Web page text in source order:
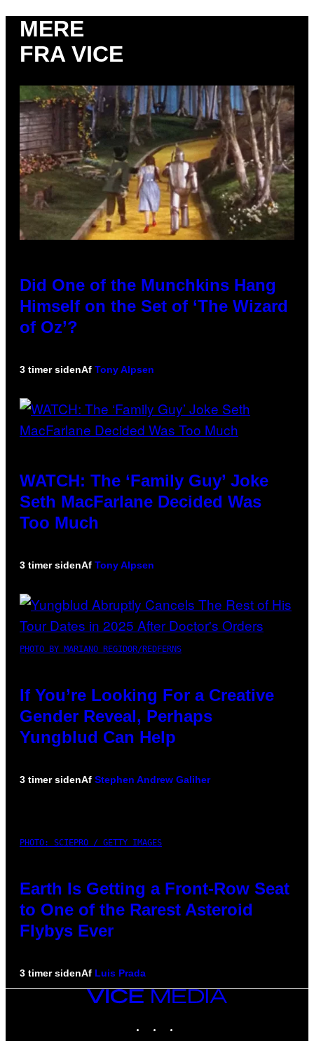
MERE
FRA VICE
Did One of the Munchkins Hang
Himself on the Set of ‘The Wizard
of Oz’?
3 timer sidenAf Tony Alpsen
WATCH: The ‘Family Guy’ Joke
Seth MacFarlane Decided Was
Too Much
3 timer sidenAf Tony Alpsen
PHOTO BY MARIANO REGIDOR/REDFERNS
If You’re Looking For a Creative
Gender Reveal, Perhaps
Yungblud Can Help
3 timer sidenAf Stephen Andrew Galiher
PHOTO: SCIEPRO / GETTY IMAGES
Earth Is Getting a Front-Row Seat
to One of the Rarest Asteroid
Flybys Ever
3 timer sidenAf Luis Prada
VICE